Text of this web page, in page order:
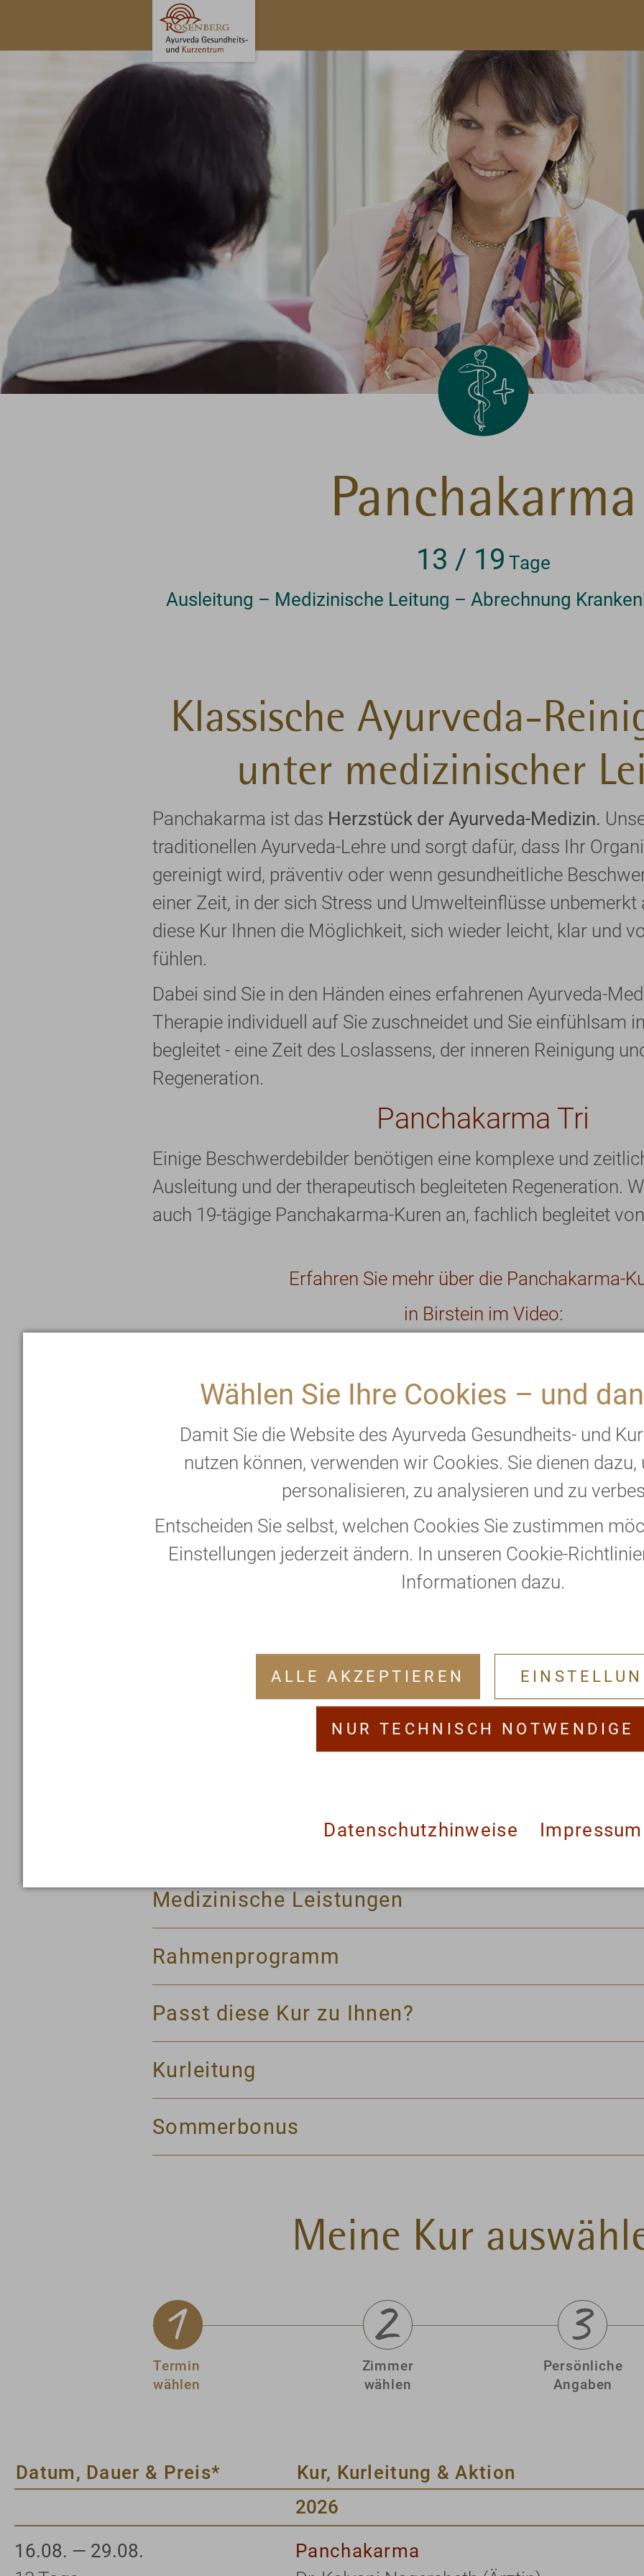
Wählen Sie Ihre Cookies – und
Damit Sie die Website des Ayurveda Gesundheits- und
nutzen können, verwenden wir Cookies. Sie dienen
personalisieren, zu analysieren und zu
Entscheiden Sie selbst, welchen Cookies Sie zustimmen
Einstellungen jederzeit ändern. In unseren Cookie-
Informationen dazu.
ALLE AKZEPTIEREN
NUR TECHNISCH NOTWENDIGE
Datenschutzhinweise Impressum
Panchakarma
13 / 19 Tage
Ausleitung – Medizinische Leitung – Abrechnung
Klassische Ayurveda-
unter medizinischer
Panchakarma ist das Herzstück der Ayurveda-Medizin.
traditionellen Ayurveda-Lehre und sorgt dafür, dass Ihr
gereinigt wird, präventiv oder wenn gesundheitliche
einer Zeit, in der sich Stress und Umwelteinflüsse unbemerkt
diese Kur Ihnen die Möglichkeit, sich wieder leicht, klar und
fühlen.
Dabei sind Sie in den Händen eines erfahrenen Ayurveda-
Therapie individuell auf Sie zuschneidet und Sie einfühlsam
begleitet - eine Zeit des Loslassens, der inneren Reinigung
Regeneration.
Panchakarma Tri
Einige Beschwerdebilder benötigen eine komplexe und
Ausleitung und der therapeutisch begleiteten Regeneration.
auch 19-tägige Panchakarma-Kuren an, fachlich begleitet
Erfahren Sie mehr über die Panchakarma-
in Birstein im Video:
Ablauf einer Panchakarma-Kur
Medizinische Leistungen
Rahmenprogramm
Passt diese Kur zu Ihnen?
Kurleitung
Sommerbonus
Meine Kur
Termin
wählen
Zimmer
wählen
Persönliche
Angaben
Datum, Dauer & Preis*
Kur, Kurleitung & Aktion
2026
16.08. — 29.08.
Panchakarma